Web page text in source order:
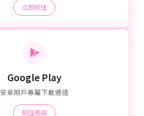
立即前往
Google Play
安卓用戶專屬下載通道
前往商店